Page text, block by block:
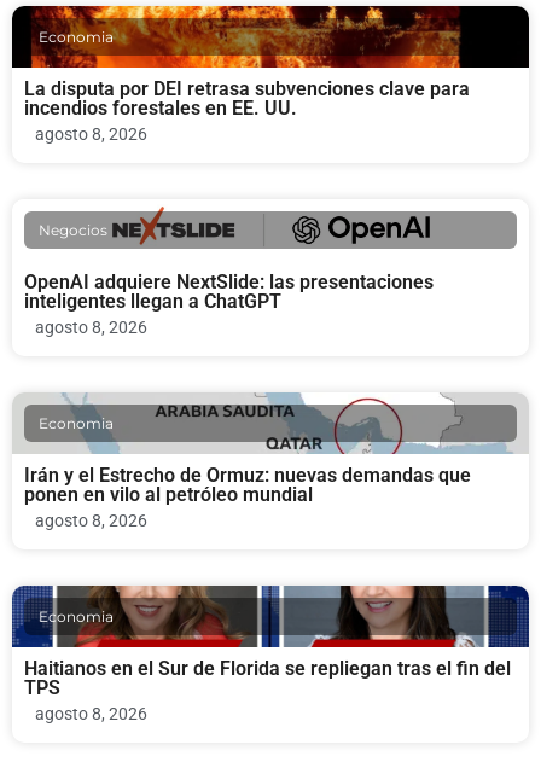
Economia
La disputa por DEI retrasa subvenciones clave para
incendios forestales en EE. UU.
agosto 8, 2026
Negocios
OpenAI adquiere NextSlide: las presentaciones
inteligentes llegan a ChatGPT
agosto 8, 2026
Economia
Irán y el Estrecho de Ormuz: nuevas demandas que
ponen en vilo al petróleo mundial
agosto 8, 2026
Economia
Haitianos en el Sur de Florida se repliegan tras el fin del
TPS
agosto 8, 2026